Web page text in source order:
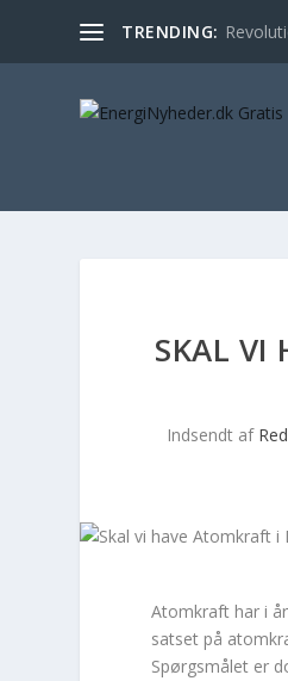
TRENDING:
SKAL VI
Indsendt af
Atomkraft har i
satset på
Spørgsmålet er